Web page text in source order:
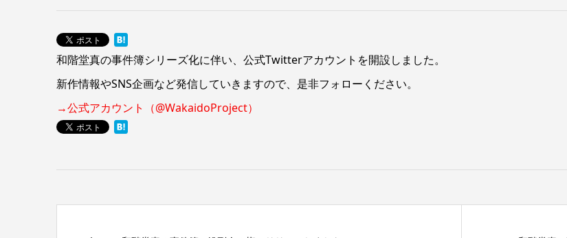
和階堂真の事件簿シリーズ化に伴い、公式Twitterアカウントを開設しました。
新作情報やSNS企画など発信していきますので、是非フォローください。
→公式アカウント（@WakaidoProject）